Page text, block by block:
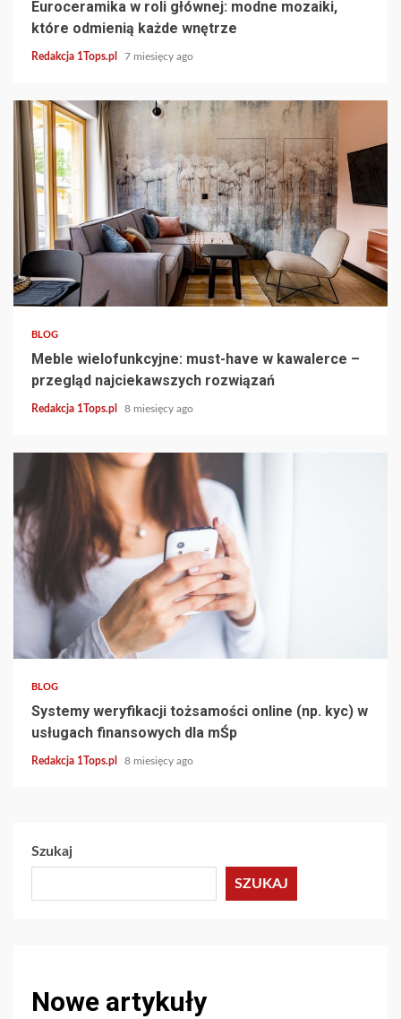
Euroceramika w roli głównej: modne mozaiki,
które odmienią każde wnętrze
Redakcja 1Tops.pl 7 miesięcy ago
4 min read
BLOG
Meble wielofunkcyjne: must-have w kawalerce –
przegląd najciekawszych rozwiązań
Redakcja 1Tops.pl 8 miesięcy ago
BLOG
Systemy weryfikacji tożsamości online (np. kyc) w
usługach finansowych dla mŚp
Redakcja 1Tops.pl 8 miesięcy ago
Szukaj
SZUKAJ
Nowe artykuły